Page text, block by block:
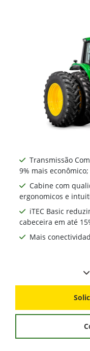
Transmissão
9% mais econômico;
Cabine com
ergonomicos e
iTEC Basic
cabeceira em até
Mais